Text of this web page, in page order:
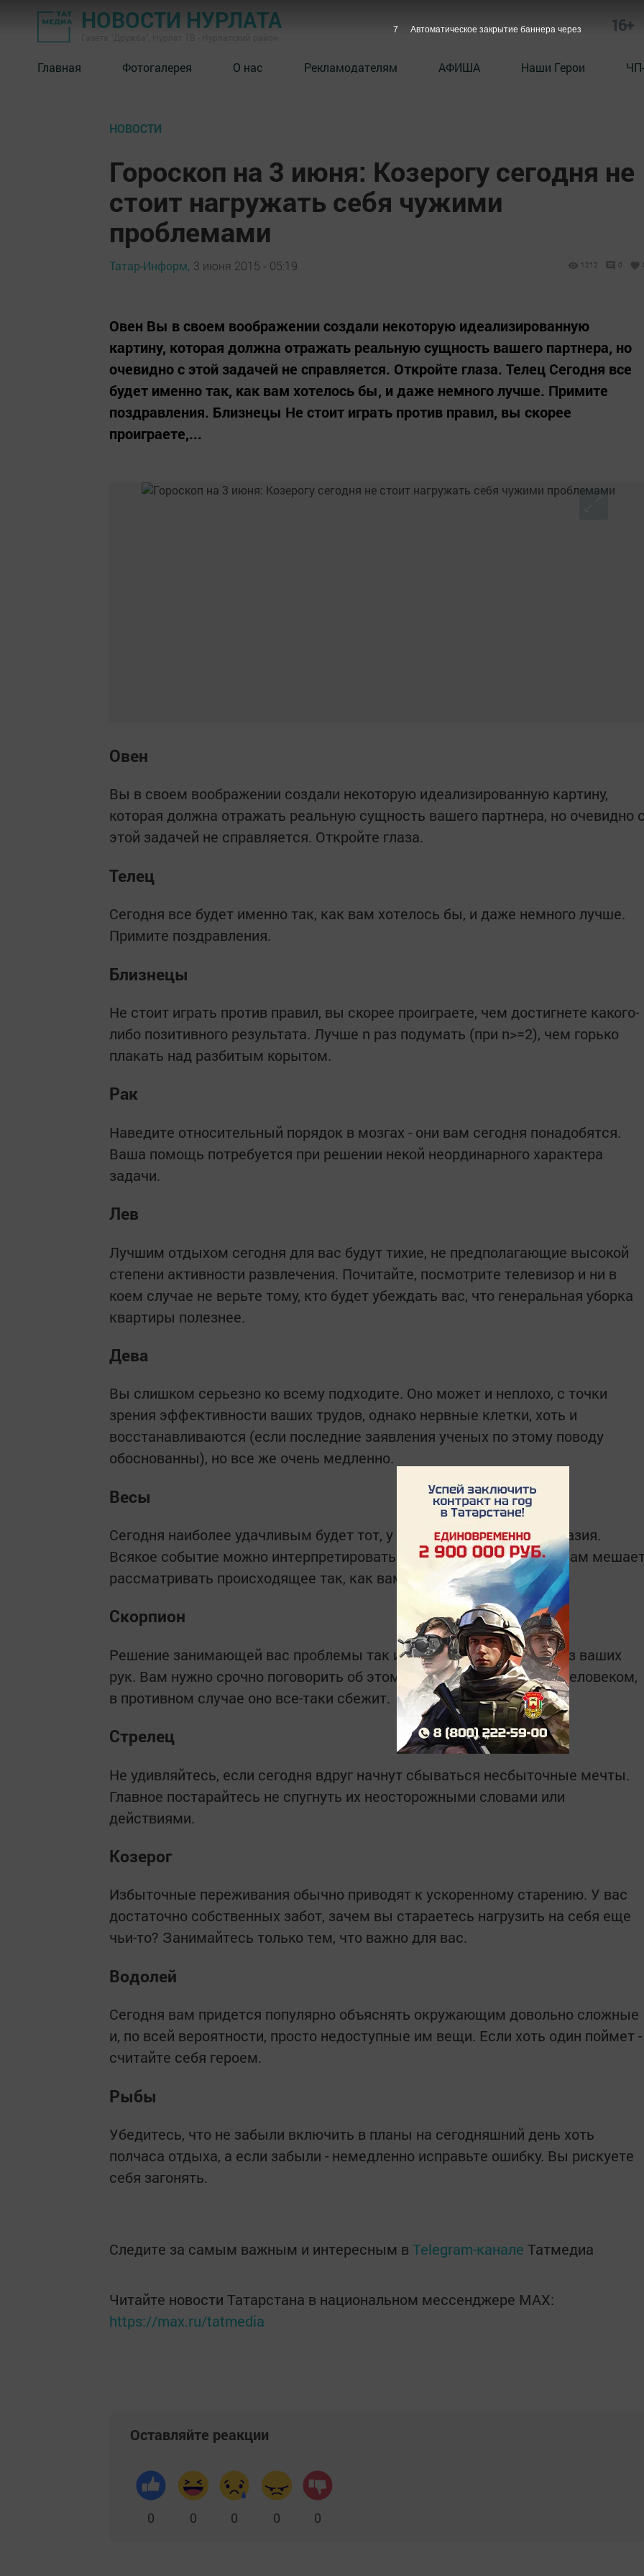
НОВОСТИ НУРЛАТА 16+
Главная Фотогалерея О нас Рекламодателям АФИША Наши Герои
НОВОСТИ
Гороскоп на 3 июня: Козерогу сегодня не
стоит нагружать себя чужими
проблемами
Татар-Информ, 3 июня 2015 - 05:19 1212 0
Овен Вы в своем воображении создали некоторую идеализированную
картину, которая должна отражать реальную сущность вашего партнера, но
очевидно с этой задачей не справляется. Откройте глаза. Телец Сегодня все
будет именно так, как вам хотелось бы, и даже немного лучше. Примите
поздравления. Близнецы Не стоит играть против правил, вы скорее
проиграете,...
Овен
Вы в своем воображении создали некоторую идеализированную картину,
которая должна отражать реальную сущность вашего партнера, но очевидно
этой задачей не справляется. Откройте глаза.
Телец
Сегодня все будет именно так, как вам хотелось бы, и даже немного лучше.
Примите поздравления.
Близнецы
Не стоит играть против правил, вы скорее проиграете, чем достигнете какого-
либо позитивного результата. Лучше n раз подумать (при n>=2), чем горько
плакать над разбитым корытом.
Рак
Наведите относительный порядок в мозгах - они вам сегодня понадобятся.
Ваша помощь потребуется при решении некой неординарного характера
задачи.
Лев
Лучшим отдыхом сегодня для вас будут тихие, не предполагающие высокой
степени активности развлечения. Почитайте, посмотрите телевизор и ни в
коем случае не верьте тому, кто будет убеждать вас, что генеральная уборка
квартиры полезнее.
Дева
Вы слишком серьезно ко всему подходите. Оно может и неплохо, с точки
зрения эффективности ваших трудов, однако нервные клетки, хоть и
восстанавливаются (если последние заявления ученых по этому поводу
обоснованны), но все же очень медленно.
Весы
Сегодня наиболее удачливым будет тот, у кого лучше развита фантазия.
Всякое событие можно интерпретировать по-разному - так кто же вам
рассматривать происходящее так, как вам удобно?
Скорпион
Решение занимающей вас проблемы так и пытается ускользнуть из ваших
рук. Вам нужно срочно поговорить об этом, причем с правильным человеком,
в противном случае оно все-таки сбежит.
Стрелец
Не удивляйтесь, если сегодня вдруг начнут сбываться несбыточные мечты.
Главное постарайтесь не спугнуть их неосторожными словами или
действиями.
Козерог
Избыточные переживания обычно приводят к ускоренному старению. У вас
достаточно собственных забот, зачем вы стараетесь нагрузить на себя еще
чьи-то? Занимайтесь только тем, что важно для вас.
Водолей
Сегодня вам придется популярно объяснять окружающим довольно сложные
и, по всей вероятности, просто недоступные им вещи. Если хоть один поймет -
считайте себя героем.
Рыбы
Убедитесь, что не забыли включить в планы на сегодняшний день хоть
полчаса отдыха, а если забыли - немедленно исправьте ошибку. Вы рискуете
себя загонять.
Следите за самым важным и интересным в Telegram-канале Татмедиа
Читайте новости Татарстана в национальном мессенджере MАХ:
https://max.ru/tatmedia
Оставляйте реакции
0 0 0 0 0
6 Автоматическое закрытие баннера через